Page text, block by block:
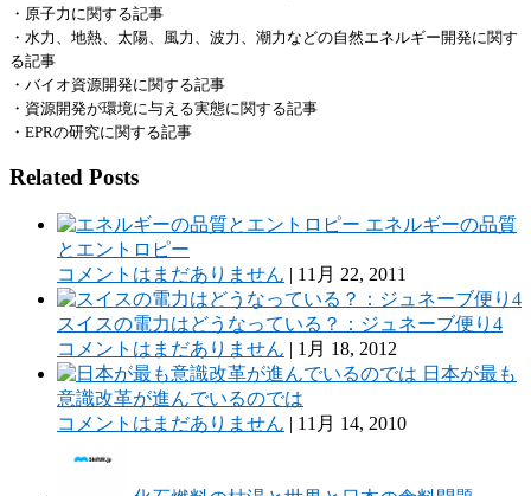
・原子力に関する記事
・水力、地熱、太陽、風力、波力、潮力などの自然エネルギー開発に関す
る記事
・バイオ資源開発に関する記事
・資源開発が環境に与える実態に関する記事
・ EPRの研究に関する記事
Related Posts
エネルギーの品質
とエントロピー
コメントはまだありません | 11月 22, 2011
スイスの電力はどうなっている？：ジュネーブ便り4
コメントはまだありません | 1月 18, 2012
日本が最も
意識改革が進んでいるのでは
コメントはまだありません | 11月 14, 2010